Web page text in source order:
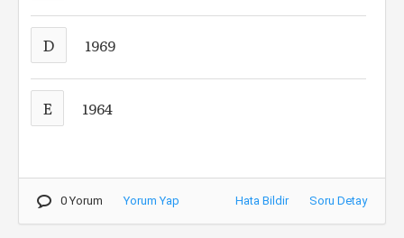
D 1969
E 1964
0 Yorum Yorum Yap Hata Bildir Soru Detay